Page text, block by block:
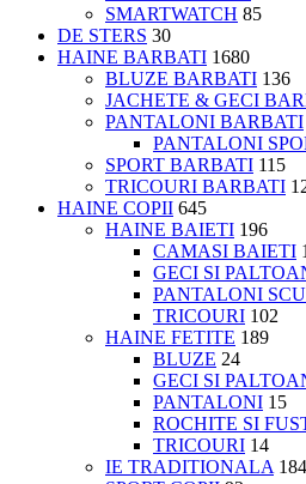
SMARTWATCH 85
DE STERS 30
HAINE BARBATI 1680
BLUZE BARBATI 136
JACHETE & GECI
PANTALONI BARBATI
PANTALONI
SPORT BARBATI 115
TRICOURI BARBATI
HAINE COPII 645
HAINE BAIETI 196
CAMASI BAIETI
GECI SI
PANTALONI
TRICOURI 102
HAINE FETITE 189
BLUZE 24
GECI SI
PANTALONI 15
ROCHITE SI
TRICOURI 14
IE TRADITIONALA 184